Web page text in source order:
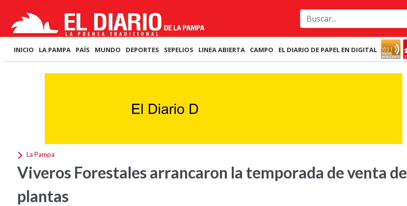
INICIO LA PAMPA PAÍS MUNDO DEPORTES SEPELIOS LINEA ABIERTA CAMPO EL DIARIO DE PAPEL EN DIGITAL
La Pampa
Viveros Forestales arrancaron la temporada de venta de
plantas